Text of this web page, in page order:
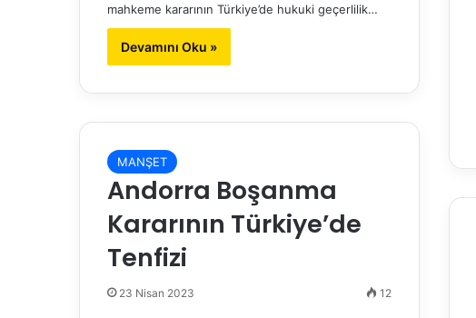
mahkeme kararının Türkiye’de hukuki geçerlilik…
Devamını Oku »
MANŞET
Andorra Boşanma
Kararının Türkiye’de
Tenfizi
23 Nisan 2023 12